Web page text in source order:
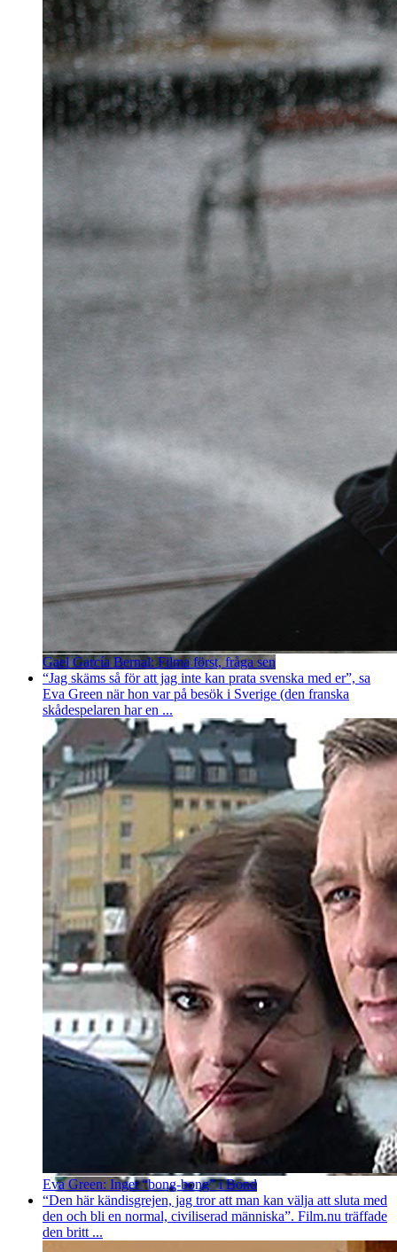
Gael García Bernal: Filma först, fråga sen
“Jag skäms så för att jag inte kan prata svenska med er”, sa
Eva Green när hon var på besök i Sverige (den franska
skådespelaren har en ...
Eva Green: Inget “bong-bong” i Bond
“Den här kändisgrejen, jag tror att man kan välja att sluta med
den och bli en normal, civiliserad människa”. Film.nu träffade
den britt ...